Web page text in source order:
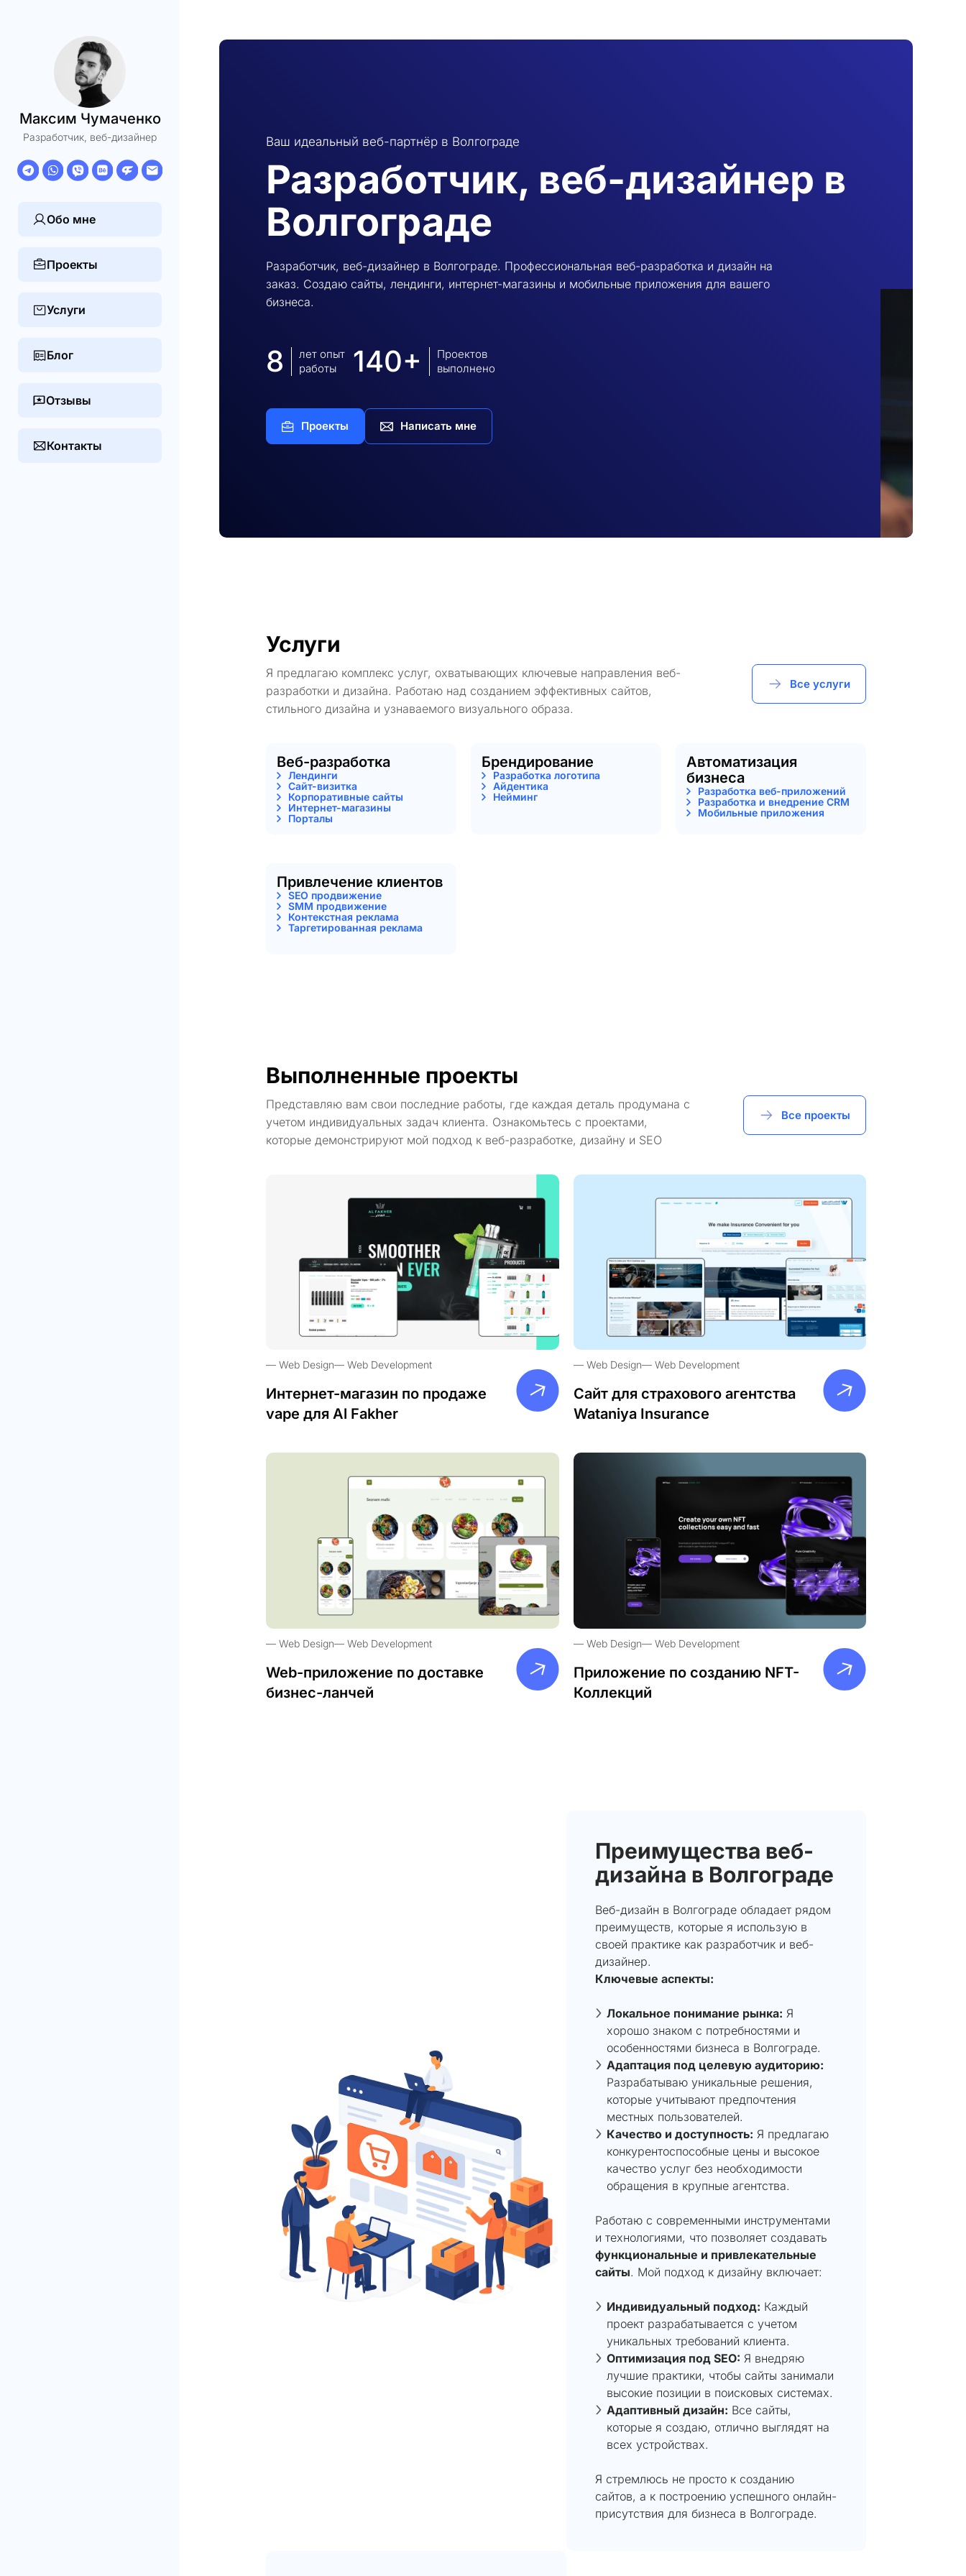
Максим Чумаченко
Разработчик, веб-дизайнер
Обо мне
Проекты
Услуги
Блог
Отзывы
Контакты
Ваш идеальный веб-партнёр в Волгограде
Разработчик, веб-дизайнер в
Волгограде
Разработчик, веб-дизайнер в Волгограде. Профессиональная веб-разработка и дизайн на
заказ. Создаю сайты, лендинги, интернет-магазины и мобильные приложения для вашего
бизнеса.
8
лет опыт
работы
140+
Проектов
выполнено
Проекты Написать мне
Услуги
Я предлагаю комплекс услуг, охватывающих ключевые направления веб-
разработки и дизайна. Работаю над созданием эффективных сайтов,
стильного дизайна и узнаваемого визуального образа.
Все услуги
Веб-разработка
Лендинги
Сайт-визитка
Корпоративные сайты
Интернет-магазины
Порталы
Брендирование
Разработка логотипа
Айдентика
Нейминг
Автоматизация
бизнеса
Разработка веб-приложений
Разработка и внедрение CRM
Мобильные приложения
Привлечение клиентов
SEO продвижение
SMM продвижение
Контекстная реклама
Таргетированная реклама
Выполненные проекты
Представляю вам свои последние работы, где каждая деталь продумана с
учетом индивидуальных задач клиента. Ознакомьтесь с проектами,
которые демонстрируют мой подход к веб-разработке, дизайну и SEO
Все проекты
Web Design Web Development
Интернет-магазин по продаже
vape для Al Fakher
Web Design Web Development
Сайт для страхового агентства
Wataniya Insurance
Web Design Web Development
Web-приложение по доставке
бизнес-ланчей
Web Design Web Development
Приложение по созданию NFT-
Коллекций
Преимущества веб-
дизайна в Волгограде
Веб-дизайн в Волгограде обладает рядом
преимуществ, которые я использую в
своей практике как разработчик и веб-
дизайнер.
Ключевые аспекты:
Локальное понимание рынка: Я
хорошо знаком с потребностями и
особенностями бизнеса в Волгограде.
Адаптация под целевую аудиторию:
Разрабатываю уникальные решения,
которые учитывают предпочтения
местных пользователей.
Качество и доступность: Я предлагаю
конкурентоспособные цены и высокое
качество услуг без необходимости
обращения в крупные агентства.
Работаю с современными инструментами
и технологиями, что позволяет создавать
функциональные и привлекательные
сайты. Мой подход к дизайну включает:
Индивидуальный подход: Каждый
проект разрабатывается с учетом
уникальных требований клиента.
Оптимизация под SEO: Я внедряю
лучшие практики, чтобы сайты занимали
высокие позиции в поисковых системах.
Адаптивный дизайн: Все сайты,
которые я создаю, отлично выглядят на
всех устройствах.
Я стремлюсь не просто к созданию
сайтов, а к построению успешного онлайн-
присутствия для бизнеса в Волгограде.